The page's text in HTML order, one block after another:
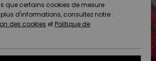
Nouveautés
A
Découvrir
Nouveautés
A
Découvrir
Communauté
Protection
des
que certains cookies de mesure
d'informations, consultez notre :
des cookies et Politique de